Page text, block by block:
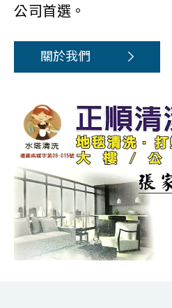
公司首選。
關於我們